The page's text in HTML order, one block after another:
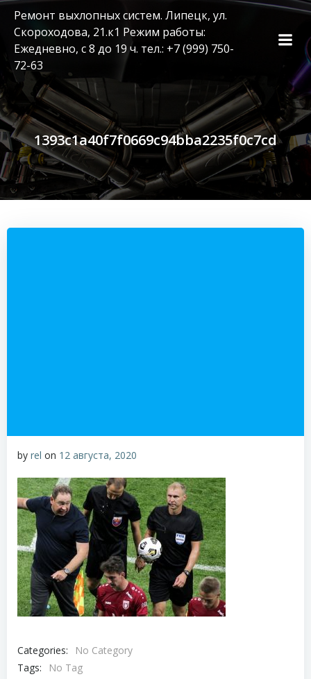
Перейти
к
содержимому
Ремонт выхлопных систем. Липецк, ул.
Скороходова, 21.к1 Режим работы:
Ежедневно, с 8 до 19 ч. тел.: +7 (999) 750-
72-63
1393c1a40f7f0669c94bba2235f0c7cd
by rel on 12 августа, 2020
Categories:
No Category
Tags:
No Tag